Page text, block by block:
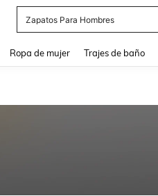
Zapatos Para Hombres
Ropa de mujer Trajes de baño